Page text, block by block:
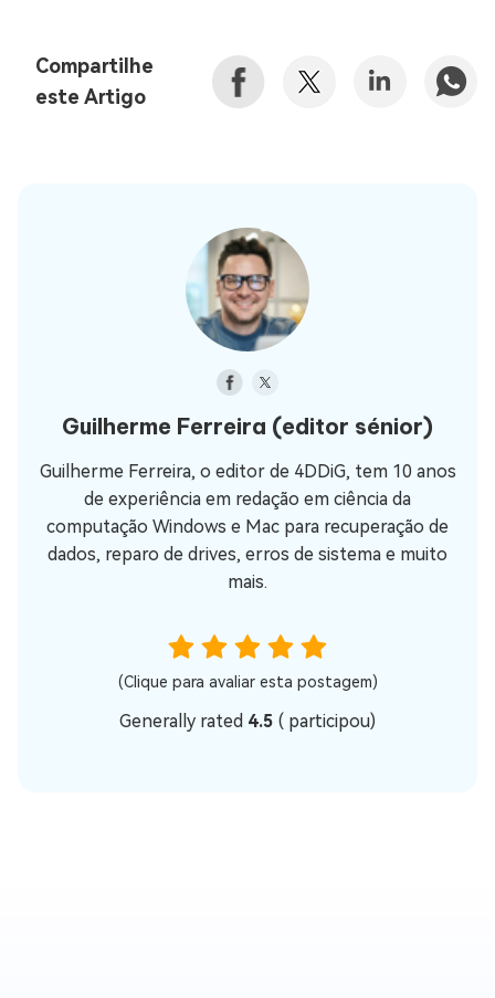
Compartilhe
este Artigo
Guilherme Ferreira (editor sénior)
Guilherme Ferreira, o editor de 4DDiG, tem 10 anos
de experiência em redação em ciência da
computação Windows e Mac para recuperação de
dados, reparo de drives, erros de sistema e muito
mais.
(Clique para avaliar esta postagem)
Generally rated 4.5 ( participou)